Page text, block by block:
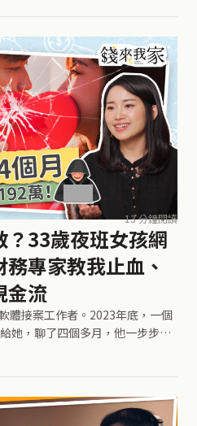
13 分鐘閱讀
33歲夜班女孩網
專家教我止血、
金流
體接案工作者。2023年底，一個
她，聊了四個多月，他一步步把
密貨幣，最後害小雅揹了一百多